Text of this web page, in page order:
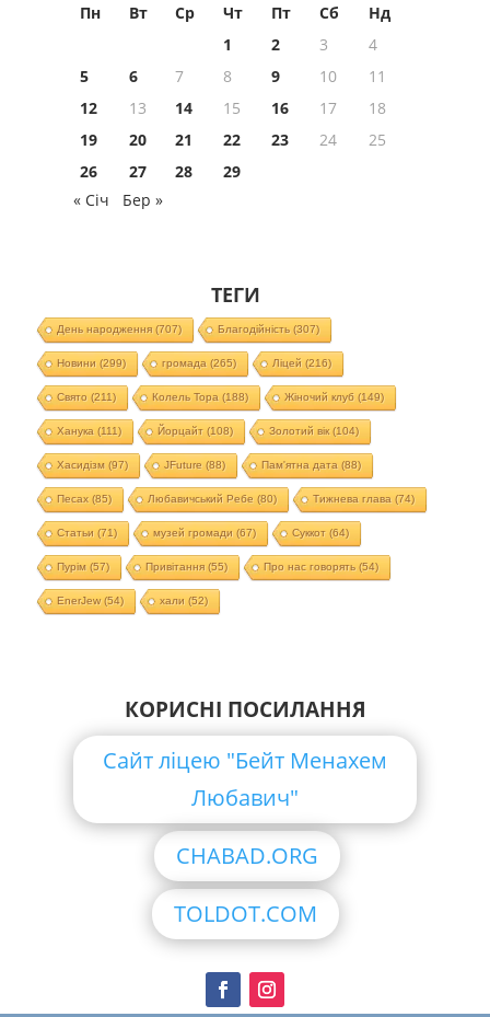
Пн Вт Ср Чт Пт Сб
Нд
1
2 3
4
5
6 7 8 9 10
11
12
13 14 15 16 17
18
19
20 21 22 23 24
25
26
27 28
29
« Січ
Бер »
ТЕГИ
День народження(707) Благодійність (307)
Новини (299) громада (265) Ліцей (216)
Свято (211) Колель Тора (188) Жіночий клуб (149)
Ханука (111) Йорцайт (108) Золотий вік(104)
Хасидізм (97) JFuture (88) Пам'ятна дата (88)
Песах(85) Любавичський Ребе (80) Тижнева глава (74)
Статьи (71) музей громади (67) Суккот (64)
Пурім (57) Привітання(55) Про нас говорять (54)
EnerJew(54) хали (52)
КОРИСНІ ПОСИЛАННЯ
Сайт ліцею "Бейт Менахем
Любавич"
CHABAD.ORG
TOLDOT.COM